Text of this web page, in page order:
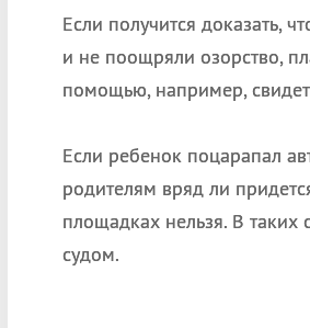
Если получится доказать,
и не поощряли озорство,
помощью, например,
Если ребенок поцарапал
родителям вряд ли
площадках нельзя. В таких
судом.